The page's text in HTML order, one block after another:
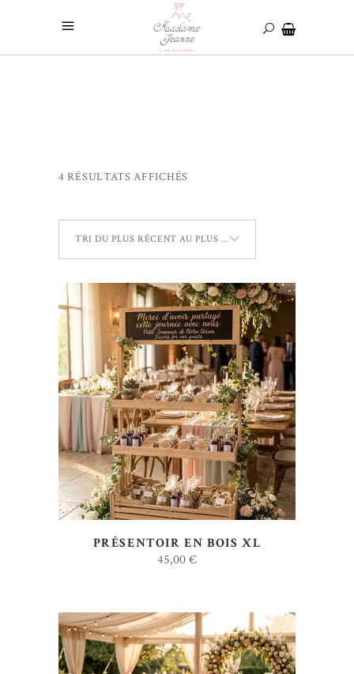
4 RÉSULTATS AFFICHÉS
TRI DU PLUS RÉCENT AU PLUS ANCIEN
AJOUTER AU DEVIS
PRÉSENTOIR EN BOIS XL
45,00€